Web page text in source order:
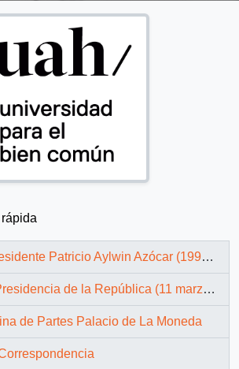
Patricio Aylwin Azócar (1990-1994)
de la República (11 marzo 1990 – 11 marzo 1994)
de Partes Palacio de La Moneda